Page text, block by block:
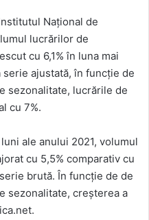
Naţional de
lucrărilor de
cu 6,1% în luna mai
serie ajustată, în funcţie de
sezonalitate, lucrările de
cu 7%.
ale anului 2021, volumul
cu 5,5% comparativ cu
brută. În funcţie de de
sezonalitate, creşterea a